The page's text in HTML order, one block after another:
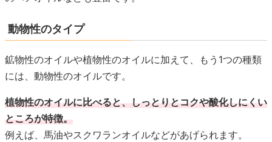
動物性のタイプ
鉱物性のオイルや植物性のオイルに加えて、もう1つの種類
には、動物性のオイルです。
植物性のオイルに比べると、しっとりとコクや酸化しにくい
ところが特徴。
例えば、馬油やスクワランオイルなどがあげられます。